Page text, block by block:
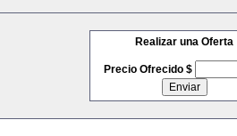
Realizar una Oferta
Precio Ofrecido $